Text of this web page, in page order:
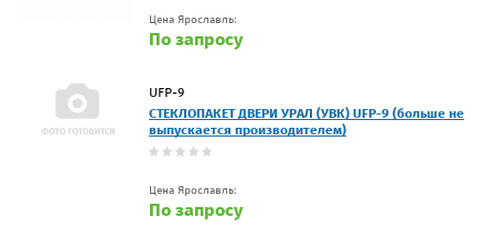
Цена Ярославль:
По запросу
UFP-9
СТЕКЛОПАКЕТ ДВЕРИ УРАЛ (УВК) UFP-9 (больше не
выпускается производителем)
Цена Ярославль:
По запросу